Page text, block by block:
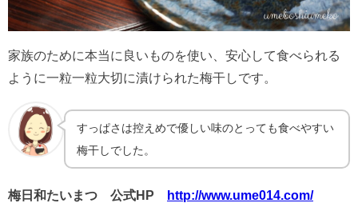
家族のために本当に良いものを使い、安心して食べられる
ように一粒一粒大切に漬けられた梅干しです。
すっぱさは控えめで優しい味のとっても食べやすい
梅干しでした。
梅日和たいまつ 公式HP http://www.ume014.com/